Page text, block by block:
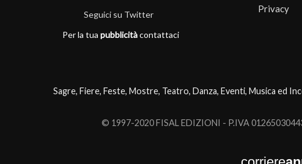
Seguici su Twitter
Per la tua pubblicitàcontattaci
Privacy
Sagre, Fiere, Feste, Mostre, Teatro, Danza, Eventi, Musica ed
© 1997-2020 FISAL EDIZIONI - P.IVA